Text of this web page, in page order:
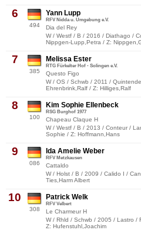
6
494
Yann Lupp
RFV Nidda u. Umgebung e.V.
Dia del Rey
W / Westf / B / 2016 / Diathago /
Nippgen-Lupp,Petra / Z:
7
385
Melissa Ester
RTG Fürkelter Hof - Solingen e.V.
Questo Figo
W / OS / Schwb / 2011 /
Ehrenbrink,Ralf / Z: Hilliges,Ralf
8
100
Kim Sophie Ellenbeck
RSG Burghof 1977
Chapeau Claque H
W / Westf / B / 2013 / Conteur /
Sophie / Z: Hoffmann,Hans
9
086
Ida Amelie Weber
RFV Metzkausen
Cattaldo
W / Holst / B / 2009 / Calido I /
Ties,Harm Albert
10
308
Patrick Welk
RFV Velbert
Le Charmeur H
W / Rhld / Schwb / 2005 / Lastro /
Z: Hufenstuhl,Joachim